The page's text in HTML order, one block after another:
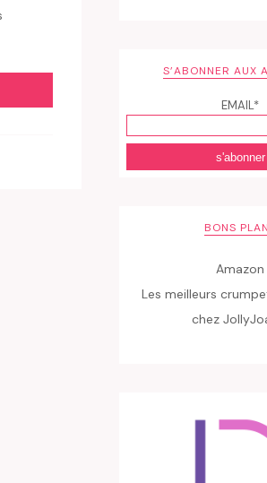
S’ABONNER AUX
EMAIL*
BONS
Amazon
Les meilleurs
chez